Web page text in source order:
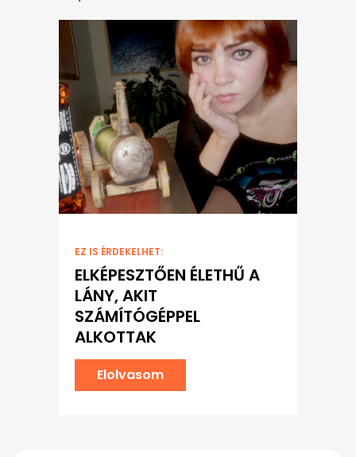
EZ IS ÉRDEKELHET:
ELKÉPESZTŐEN ÉLETHŰ A
LÁNY, AKIT
SZÁMÍTÓGÉPPEL
ALKOTTAK
Elolvasom